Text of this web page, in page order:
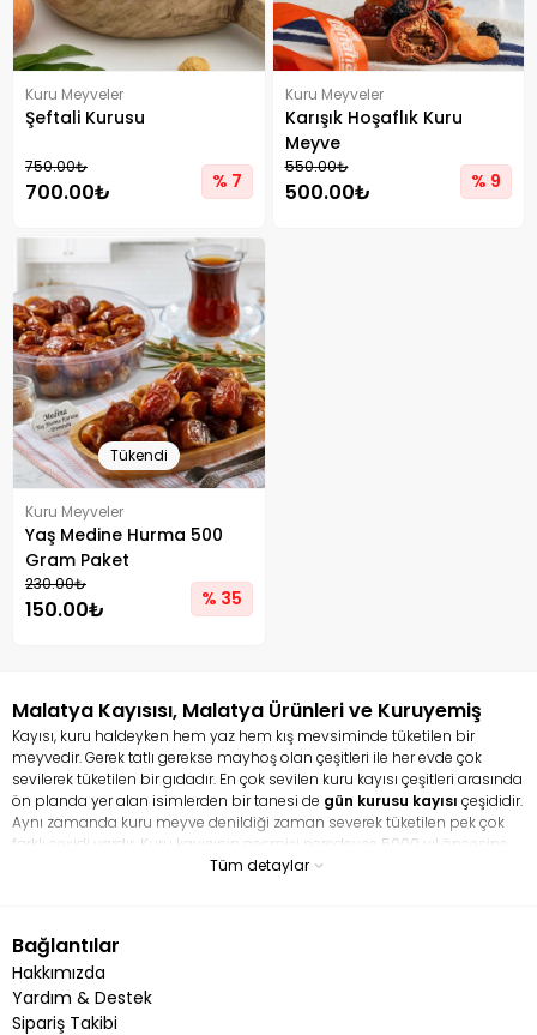
Kuru Meyveler
Şeftali Kurusu
750.00₺
700.00₺ % 7
Kuru Meyveler
Karışık Hoşaflık Kuru
Meyve
550.00₺
500.00₺ % 9
Tükendi
Kuru Meyveler
Yaş Medine Hurma 500
Gram Paket
230.00₺
150.00₺ % 35
Malatya Kayısısı, Malatya Ürünleri ve Kuruyemiş
Kayısı, kuru haldeyken hem yaz hem kış mevsiminde tüketilen bir
meyvedir. Gerek tatlı gerekse mayhoş olan çeşitleri ile her evde çok
sevilerek tüketilen bir gıdadır. En çok sevilen kuru kayısı çeşitleri arasında
ön planda yer alan isimlerden bir tanesi de gün kurusu kayısı çeşididir.
Aynı zamanda kuru meyve denildiği zaman severek tüketilen pek çok
farklı çeşidi vardır. Kuru kayısının geçmişi neredeyse 5000 yıl öncesine
dayanır. Hem taze kayısı hem de kurusu ile tamamen bir şifa
gıdadır. Aynı zamanda lif bakımından zengin bir içeriğe sahip olduğu
için bağırsak problemini çözmeye yardım eder. İçerisindeki potasyum
kalp sağlığını korurken, magnezyum ise kan basıncını dengeler.
Tüm detaylar
Bağlantılar
Hakkımızda
Yardım & Destek
Sipariş Takibi